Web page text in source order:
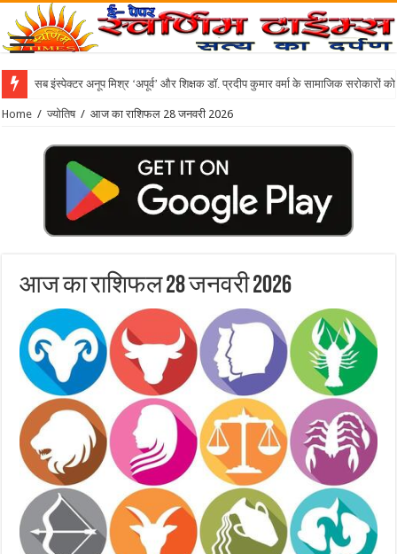
सब इंस्पेक्टर अनूप मिश्र ‘अपूर्व’ और शिक्षक डॉ. प्रदीप कुमार वर्मा के सामाजिक सरोकारों को
Home / ज्योतिष / आज का राशिफल 28 जनवरी 2026
आज का राशिफल 28 जनवरी 2026